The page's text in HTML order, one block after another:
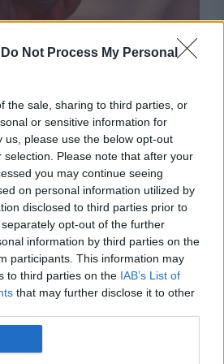
Do Not Process My Personal
the sale, sharing to third parties, or
or sensitive information for
us, please use the below opt-out
Please note that after your
you may continue seeing
on personal information utilized by
disclosed to third parties prior to
opt-out of the further
information by third parties on the
participants. This information may
to third parties on the IAB’s List of
that may further disclose it to other
INTERNATIONAL
aplicații inutile. Multe sunt
din fabrică